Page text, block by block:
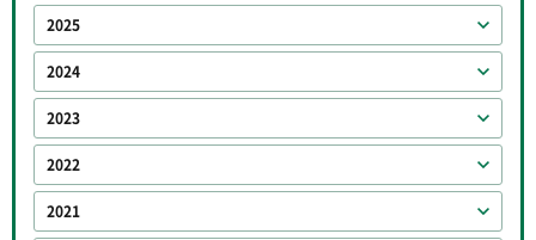
2025
2024
2023
2022
2021